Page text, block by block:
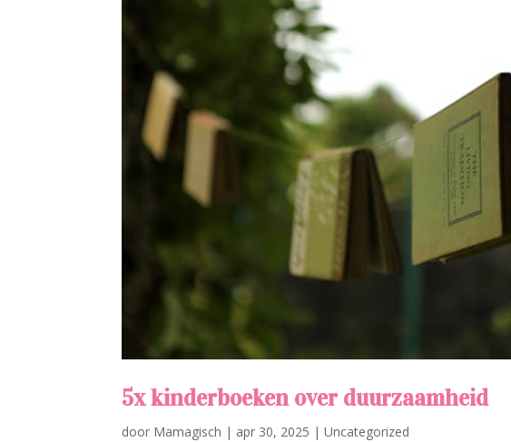
5x kinderboeken over duurzaamheid
door Mamagisch | apr 30, 2025 |Uncategorized